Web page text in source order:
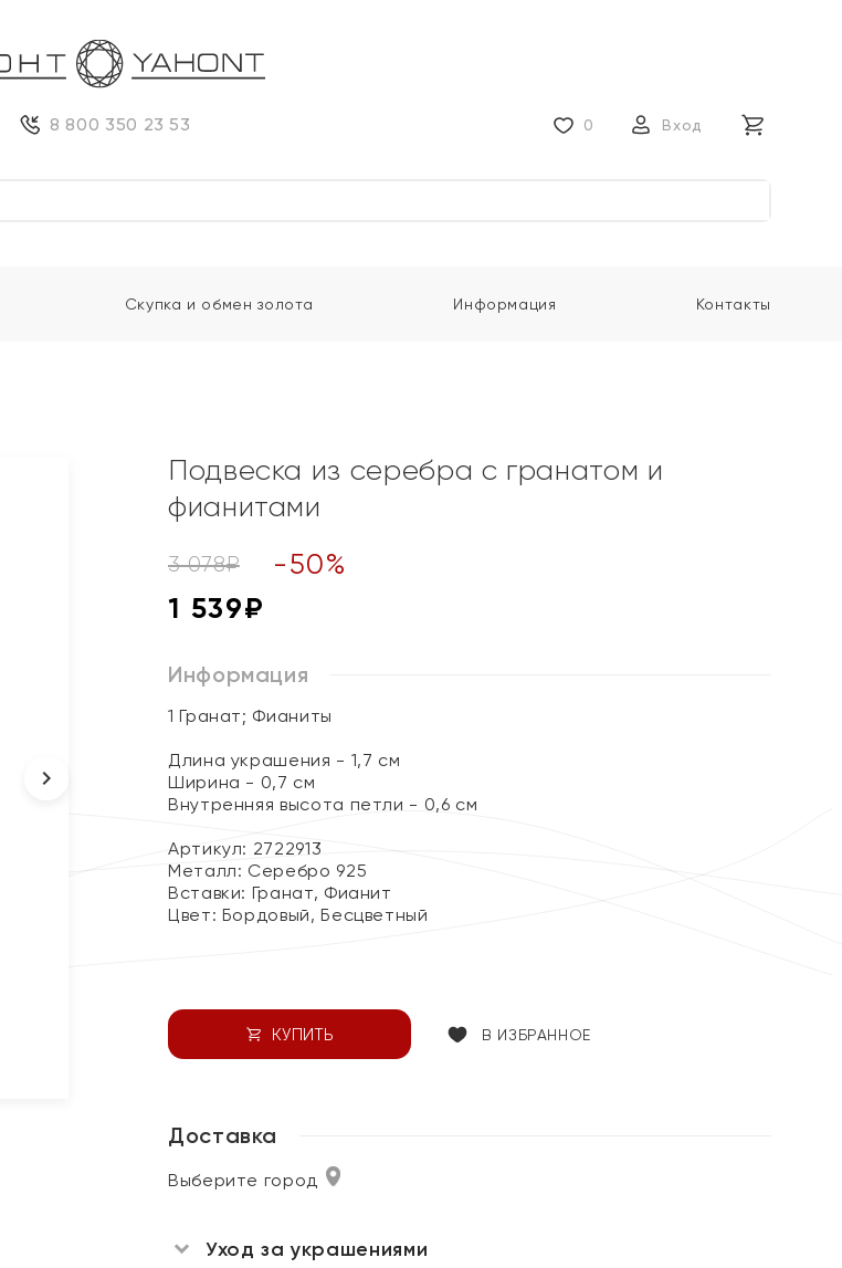
8 800 350 23 53 0 Вход
Скупка и обмен золота Информация Контакты
Подвеска из серебра с гранатом и
фианитами
3 078₽ -50%
1 539₽
Информация
1 Гранат; Фианиты
Длина украшения - 1,7 см
Ширина - 0,7 см
Внутренняя высота петли - 0,6 см
Артикул: 2722913
Металл: Серебро 925
Вставки: Гранат, Фианит
Цвет: Бордовый, Бесцветный
КУПИТЬ В ИЗБРАННОЕ
Доставка
Выберите город
Уход за украшениями